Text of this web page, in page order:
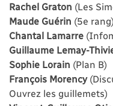
Rachel Graton (Les
Maude Guérin (5e rang)
Chantal Lamarre
Guillaume Lemay-
Sophie Lorain (Plan B)
François Morency
Ouvrez les guillemets)